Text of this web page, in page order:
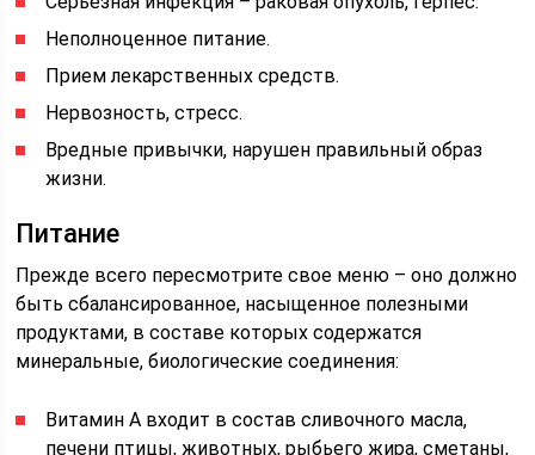
Неполноценное питание.
Прием лекарственных средств.
Нервозность, стресс.
Вредные привычки, нарушен правильный образ
жизни.
Питание
Прежде всего пересмотрите свое меню – оно должно
быть сбалансированное, насыщенное полезными
продуктами, в составе которых содержатся
минеральные, биологические соединения:
Витамин А входит в состав сливочного масла,
печени птицы, животных, рыбьего жира, сметаны,